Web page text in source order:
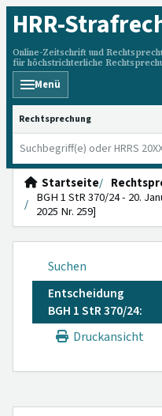
HRR-
Online-Zeitschrift und
für höchstrichterliche
Menü
HRRS durchsuchen
Startseite
BGH 1 StR 370/24 - 20.
2025 Nr. 259]
Suchen
Entscheidung
BGH 1 StR 370/24:
Druckansicht